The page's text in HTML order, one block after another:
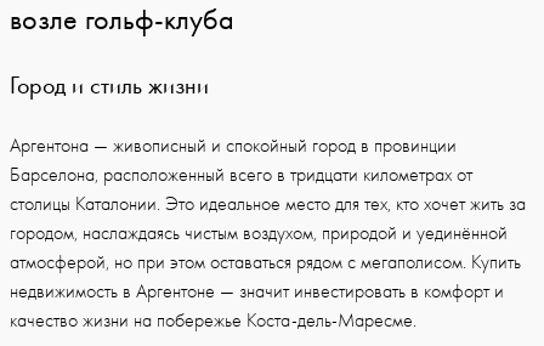
возле гольф-клуба
Город и стиль жизни
Аргентона — живописный и спокойный город в провинции
Барселона, расположенный всего в тридцати километрах от
столицы Каталонии. Это идеальное место для тех, кто хочет жить за
городом, наслаждаясь чистым воздухом, природой и уединённой
атмосферой, но при этом оставаться рядом с мегаполисом. Купить
недвижимость в Аргентоне — значит инвестировать в комфорт и
качество жизни на побережье Коста-дель-Маресме.